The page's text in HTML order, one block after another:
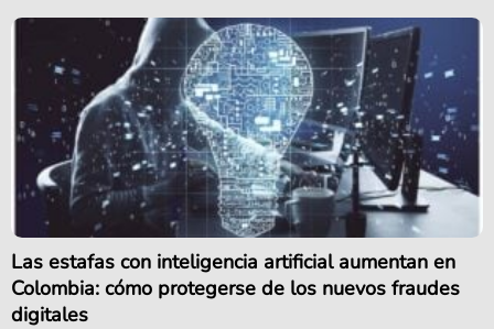
Las estafas con inteligencia artificial aumentan en
Colombia: cómo protegerse de los nuevos fraudes
digitales